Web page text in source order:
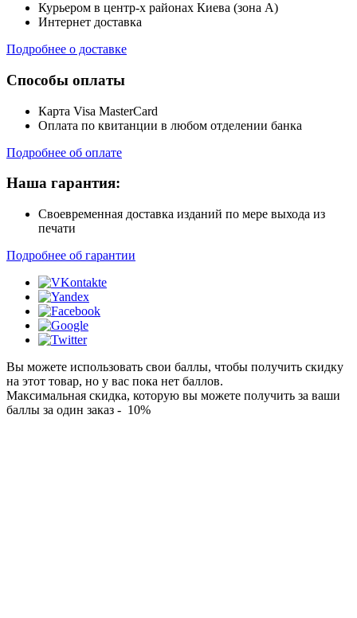
Курьером в центр-х районах Киева (зона А)
Интернет доставка
Подробнее о доставке
Способы оплаты
Карта Visa MasterCard
Оплата по квитанции в любом отделении банка
Подробнее об оплате
Наша гарантия:
Своевременная доставка изданий по мере выхода из
печати
Подробнее об гарантии
Вы можете использовать свои баллы, чтобы получить скидку
на этот товар, но у вас пока нет баллов.
Максимальная скидка, которую вы можете получить за ваши
баллы за один заказ - 10%